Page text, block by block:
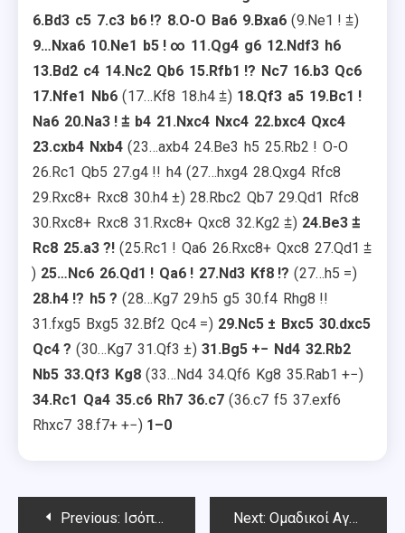
6.Bd3 c5 7.c3 b6 !? 8.O-O Ba6 9.Bxa6 9.Ne1 ! ⩲
9…Nxa6 10.Ne1 b5 ! ∞ 11.Qg4 g6 12.Ndf3 h6
13.Bd2 c4 14.Nc2 Qb6 15.Rfb1 !? Nc7 16.b3 Qc6
17.Nfe1 Nb6 17…Kf8 18.h4 ⩲ 18.Qf3 a5 19.Bc1 !
Na6 20.Na3 ! ⩲ b4 21.Nxc4 Nxc4 22.bxc4 Qxc4
23.cxb4 Nxb4 23…axb4 24.Be3 h5 25.Rb2 ! O-O
26.Rc1 Qb5 27.g4 !! h4 27…hxg4 28.Qxg4 Rfc8
29.Rxc8+ Rxc8 30.h4 ± 28.Rbc2 Qb7 29.Qd1 Rfc8
30.Rxc8+ Rxc8 31.Rxc8+ Qxc8 32.Kg2 ⩲ 24.Be3 ⩲
Rc8 25.a3 ?! 25.Rc1 ! Qa6 26.Rxc8+ Qxc8 27.Qd1 ⩲
25…Nc6 26.Qd1 ! Qa6 ! 27.Nd3 Kf8 !? 27…h5 =
28.h4 !? h5 ? 28…Kg7 29.h5 g5 30.f4 Rhg8 !!
31.fxg5 Bxg5 32.Bf2 Qc4 = 29.Nc5 ± Bxc5 30.dxc5
Qc4 ? 30…Kg7 31.Qf3 ± 31.Bg5 +− Nd4 32.Rb2
Nb5 33.Qf3 Kg8 33…Nd4 34.Qf6 Kg8 35.Rab1 +−
34.Rc1 Qa4 35.c6 Rh7 36.c7 36.c7 f5 37.exf6
Rhxc7 38.f7+ +− 1–0
PostPrevious: Ισόπαλο 2-2 το ματς Κάρλσεν – Καρουάνα στις 4 πρώτες παρτίδες Next: Ομαδικοί Αγώνες Αττικής 18.11. 2018